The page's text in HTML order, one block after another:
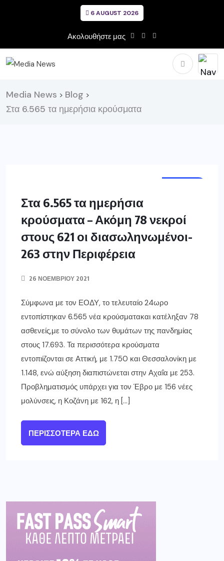
6 AUGUST 2026
Ακολουθήστε μας
Media News > Blog >
Στα 6.565 τα ημερήσια κρούσματα
Στα 6.565 τα ημερήσια
κρούσματα – Ακόμη 78 νεκροί
στους 621 οι διασωληνωμένοι-
263 στην Περιφέρεια
26 ΝΟΕΜΒΡΊΟΥ 2021
Σύμφωνα με τον ΕΟΔΥ, το τελευταίο 24ωρο
εντοπίστηκαν 6.565 νέα κρούσματακαι κατέληξαν 78
ασθενείς,με το σύνολο των θυμάτων της πανδημίας
στους 17.693. Τα περισσότερα κρούσματα
εντοπιίζονται σε Αττική, με 1.750 και Θεσσαλονίκη με
1.148, ενώ αύξηση διαπιστώνεται στην Αχαΐα με 253.
Προβληματισμός υπάρχει για τον Έβρο με 156 νέες
μολύνσεις, η Κοζάνη με 162, η […]
ΠΕΡΙΣΣΌΤΕΡΑ ΕΔΏ